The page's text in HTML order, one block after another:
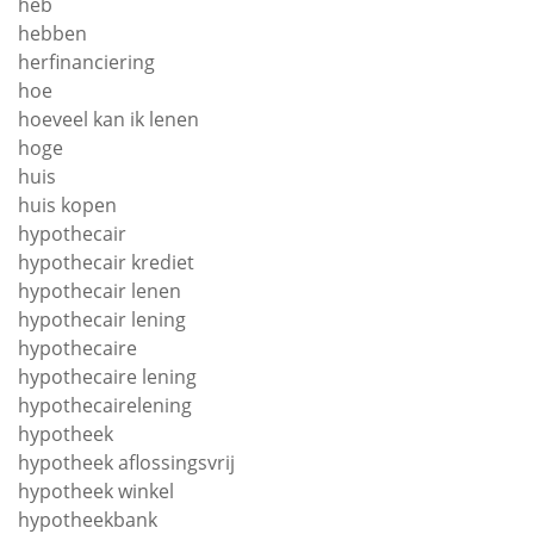
hebben
herfinanciering
hoe
hoeveel kan ik lenen
hoge
huis
huis kopen
hypothecair
hypothecair krediet
hypothecair lenen
hypothecair lening
hypothecaire
hypothecaire lening
hypothecairelening
hypotheek
hypotheek aflossingsvrij
hypotheek winkel
hypotheekbank